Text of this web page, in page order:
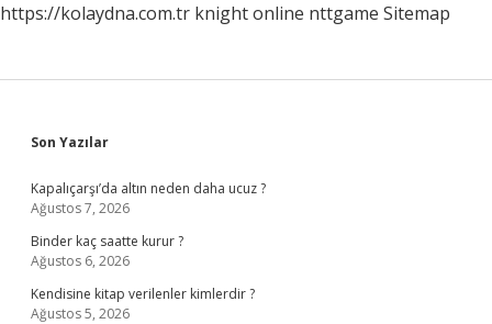
https://kolaydna.com.tr knight online nttgame Sitemap
Sidebar
Son Yazılar
Kapalıçarşı’da altın neden daha ucuz ?
Ağustos 7, 2026
Binder kaç saatte kurur ?
Ağustos 6, 2026
Kendisine kitap verilenler kimlerdir ?
Ağustos 5, 2026